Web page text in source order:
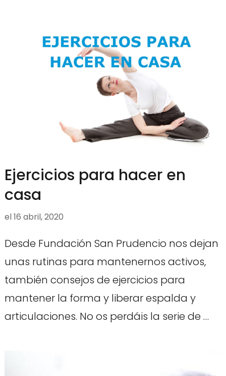
Ejercicios para hacer en
casa
el16 abril, 2020
Desde Fundación San Prudencio nos dejan
unas rutinas para mantenernos activos,
también consejos de ejercicios para
mantener la forma y liberar espalda y
articulaciones. No os perdáis la serie de …